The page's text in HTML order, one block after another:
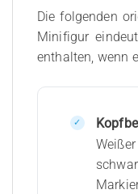
Die folgenden
Minifigur
enthalten, wenn